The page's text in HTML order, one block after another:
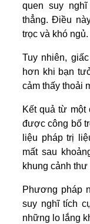
quen suy
thẳng. Điều
trọc và khó ngủ.
Tuy nhiên,
hơn khi bạn
cảm thấy thoải
Kết quả từ một
được công bố
liệu pháp trị
mất sau
khung cảnh thư
Phương pháp
suy nghĩ tích
những lo lắng